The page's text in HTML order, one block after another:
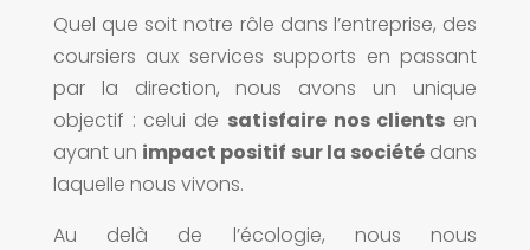
Quel que soit notre rôle dans l’entreprise, des
coursiers aux services supports en passant
par la direction, nous avons un unique
objectif : celui de satisfaire nos clients en
ayant un impact positif sur la société dans
laquelle nous vivons.
Au delà de l’écologie, nous nous